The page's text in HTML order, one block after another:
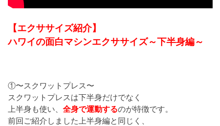
【エクササイズ紹介】
ハワイの面白マシンエクササイズ～下半身編～
①〜スクワットプレス〜
スクワットプレスは下半身だけでなく
上半身も使い、 全身で運動するのが特徴です。
前回ご紹介しました上半身編と同じく、